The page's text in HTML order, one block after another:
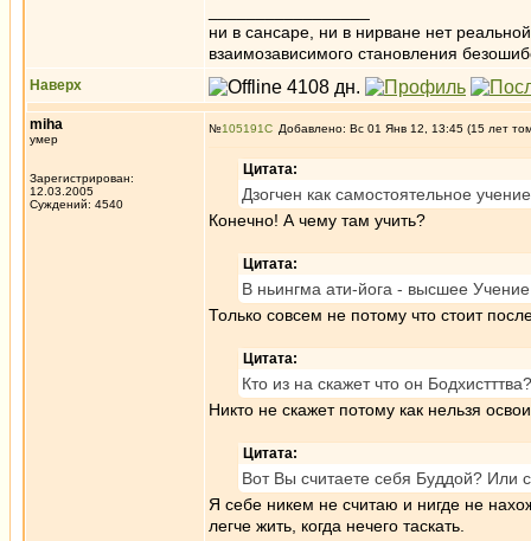
ни в сансаре, ни в нирване нет
взаимозависимого становления
Наверх
miha
умер
Зарегистрирован:
12.03.2005
Суждений: 4540
№105191 Добавлено: Вс 01 Янв 12, 13:45 (15 лет
Цитата:
Дзогчен как самостоятельное
Конечно! А чему там учить?
Цитата:
В ньингма ати-йога - высшее Учение
Только совсем не потому что стоит
Цитата:
Кто из на скажет что он
Никто не скажет потому как нельзя
Цитата:
Вот Вы считаете себя Буддой? Или
Я себе никем не считаю и нигде не
легче жить, когда нечего таскать.